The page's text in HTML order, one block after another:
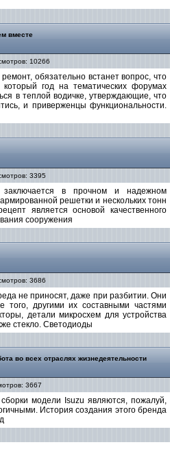
вместе
10266
обязательно встанет вопрос, что
год на тематических форумах
в теплой водичке, утверждающие, что
и приверженцы функциональности.
3395
заключается в прочном и надежном
решетки и нескольких тонн
является основой качественного
сооружения
3686
не приносят, даже при разбитии. Они
того, другими их составными частями
детали микросхем для устройства
стекло. Светодиоды
во всех отраслях жизнедеятельности
3667
модели Isuzu являются, пожалуй,
История создания этого бренда